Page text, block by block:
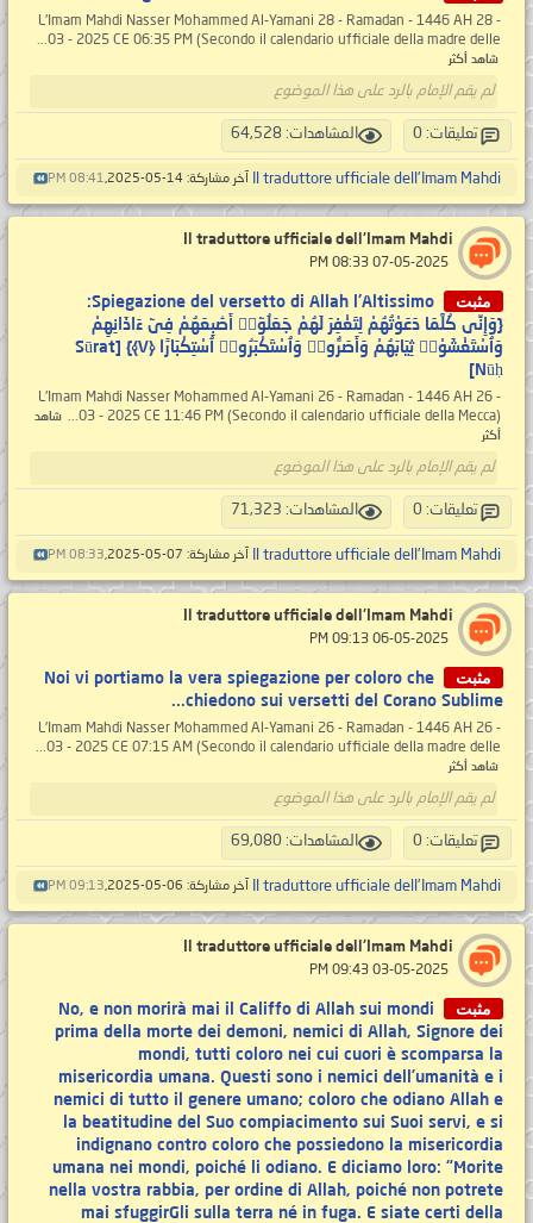
L'Imam Mahdi Nasser Mohammed Al-Yamani 28 - Ramadan - 1446 AH 28 -
03 - 2025 CE 06:35 PM (Secondo il calendario ufficiale della madre delle...
شاهد أكثر
لم يقم الإمام بالرد على هذا الموضوع
تعليقات: 0 المشاهدات: 64,528
Il traduttore ufficiale dell'Imam Mahdi آخر مشاركة: 14-05-2025, 08:41 PM
Il traduttore ufficiale dell'Imam Mahdi
مثبت
Spiegazione del versetto di Allah l'Altissimo:
{وَإِنِّى كُلَّمَا دَعَوْتُهُمْ لِتَغْفِرَ لَهُمْ جَعَلُوٓا۟ أَصَٰبِعَهُمْ فِىٓ ءَاذَانِهِمْ
وَٱسْتَغْشَوْا۟ ثِيَابَهُمْ وَأَصَرُّوا۟ وَٱسْتَكْبَرُوا۟ ٱسْتِكْبَارًا ‎﴿٧﴾} [Sūrat
Nūḥ]
L'Imam Mahdi Nasser Mohammed Al-Yamani 26 - Ramadan - 1446 AH 26 -
03 - 2025 CE 11:46 PM (Secondo il calendario ufficiale della Mecca)...
شاهد
أكثر
لم يقم الإمام بالرد على هذا الموضوع
تعليقات: 0 المشاهدات: 71,323
Il traduttore ufficiale dell'Imam Mahdi آخر مشاركة: 07-05-2025, 08:33 PM
Il traduttore ufficiale dell'Imam Mahdi
مثبت
Noi vi portiamo la vera spiegazione per coloro che
chiedono sui versetti del Corano Sublime...
L'Imam Mahdi Nasser Mohammed Al-Yamani 26 - Ramadan - 1446 AH 26 -
03 - 2025 CE 07:15 AM (Secondo il calendario ufficiale della madre delle...
شاهد أكثر
لم يقم الإمام بالرد على هذا الموضوع
تعليقات: 0 المشاهدات: 69,080
Il traduttore ufficiale dell'Imam Mahdi آخر مشاركة: 06-05-2025, 09:13 PM
Il traduttore ufficiale dell'Imam Mahdi
مثبت
No, e non morirà mai il Califfo di Allah sui mondi
prima della morte dei demoni, nemici di Allah, Signore dei
mondi, tutti coloro nei cui cuori è scomparsa la
misericordia umana. Questi sono i nemici dell’umanità e i
nemici di tutto il genere umano; coloro che odiano Allah e
la beatitudine del Suo compiacimento sui Suoi servi, e si
indignano contro coloro che possiedono la misericordia
umana nei mondi, poiché li odiano. E diciamo loro: “Morite
nella vostra rabbia, per ordine di Allah, poiché non potrete
mai sfuggirGli sulla terra né in fuga. E siate certi della